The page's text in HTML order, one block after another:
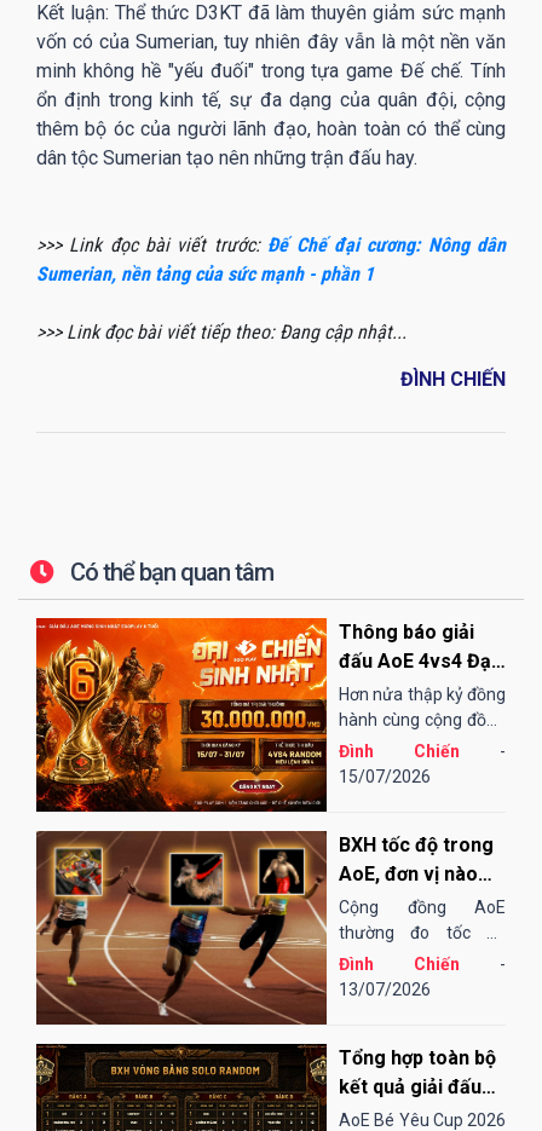
Kết luận: Thể thức D3KT đã làm thuyên giảm sức mạnh
vốn có của Sumerian, tuy nhiên đây vẫn là một nền văn
minh không hề "yếu đuối" trong tựa game Đế chế. Tính
ổn định trong kinh tế, sự đa dạng của quân đội, cộng
thêm bộ óc của người lãnh đạo, hoàn toàn có thể cùng
dân tộc Sumerian tạo nên những trận đấu hay.
>>> Link đọc bài viết trước: Đế Chế đại cương: Nông dân
Sumerian, nền tảng của sức mạnh - phần 1
>>> Link đọc bài viết tiếp theo: Đang cập nhật...
ĐÌNH CHIẾN
Có thể bạn quan tâm
Thông báo giải
đấu AoE 4vs4 Đại
Chiến Sinh Nhật
EGOPLAY
Hơn nửa thập kỷ đồng
hành cùng cộng đồng
AoE Việt Nam,
EGOPLAY đã không
sân chơi...
Đình Chiến -
15/07/2026
BXH tốc độ trong
AoE, đơn vị nào
"chạy" nhanh
nhất?
Cộng đồng AoE
thường đo tốc độ
chạy của các đơn vị
bằng cảm tính hoặc
song đôi khi lại không
thu hoạch được...
Đình Chiến -
13/07/2026
Tổng hợp toàn bộ
kết quả giải đấu
AoE Bé Yêu Cup
AoE Bé Yêu Cup 2026